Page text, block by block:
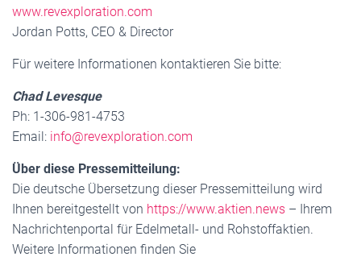
www.revexploration.com
Jordan Potts, CEO & Director
Für weitere Informationen kontaktieren Sie bitte:
Chad Levesque
Ph: 1-306-981-4753
Email: info@revexploration.com
Über diese Pressemitteilung:
Die deutsche Übersetzung dieser Pressemitteilung wird
Ihnen bereitgestellt von https://www.aktien.news – Ihrem
Nachrichtenportal für Edelmetall- und Rohstoffaktien.
Weitere Informationen finden Sie